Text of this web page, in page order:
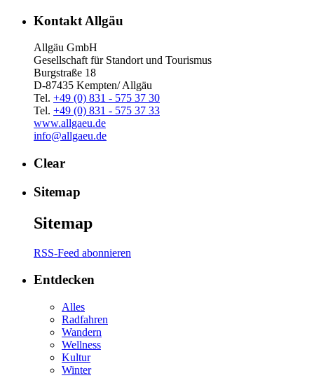
Kontakt Allgäu
Allgäu GmbH
Gesellschaft für Standort und Tourismus
Burgstraße 18
D-87435 Kempten/ Allgäu
Tel. +49 (0) 831 - 575 37 30
Tel. +49 (0) 831 - 575 37 33
www.allgaeu.de
info@allgaeu.de
Clear
Sitemap
Sitemap
RSS-Feed abonnieren
Entdecken
Alles
Radfahren
Wandern
Wellness
Kultur
Winter